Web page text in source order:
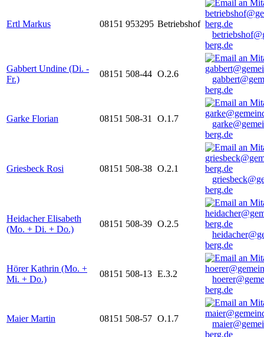
Ertl Markus 08151 953295 Betriebshof
berg.de
Gabbert Undine (Di. -
Fr.)
08151 508-44 O.2.6
berg.de
Garke Florian 08151 508-31 O.1.7
berg.de
Griesbeck Rosi 08151 508-38 O.2.1
berg.de
Heidacher Elisabeth
(Mo. + Di. + Do.)
08151 508-39 O.2.5
berg.de
Hörer Kathrin (Mo. +
Mi. + Do.)
08151 508-13 E.3.2
berg.de
Maier Martin 08151 508-57 O.1.7
berg.de